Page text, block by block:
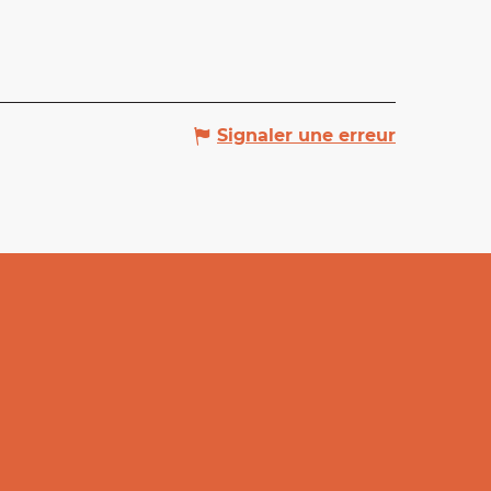
Signaler une erreur